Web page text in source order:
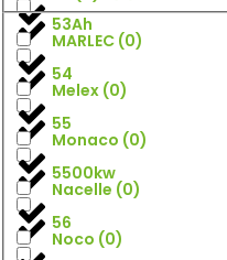
MARLEC (0)
Melex (0)
Monaco (0)
Nacelle (0)
Noco (0)
53Ah
54
55
5500kw
56